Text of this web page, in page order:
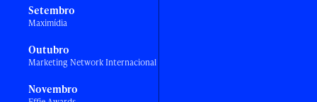
Setembro
Maximídia
Outubro
Marketing Network Internacional
Novembro